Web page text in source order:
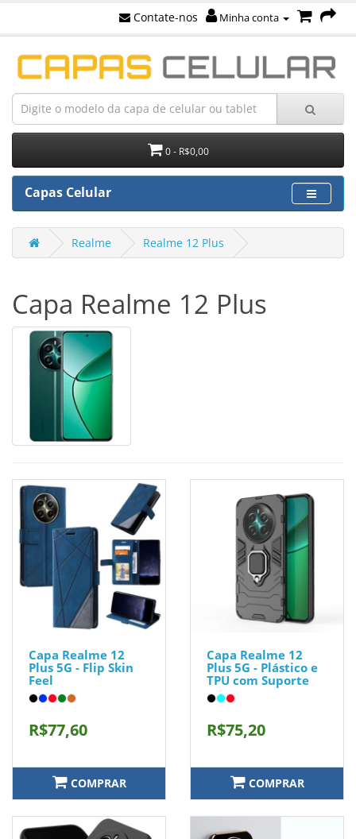
Contate-nos Minha conta
0 - R$0,00
Capas Celular
Realme Realme 12 Plus
Capa Realme 12 Plus
Capa Realme 12
Plus 5G - Flip Skin
Feel
R$77,60
COMPRAR
Capa Realme 12
Plus 5G - Plástico e
TPU com Suporte
R$75,20
COMPRAR